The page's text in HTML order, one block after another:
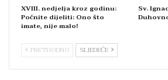
XVIII. nedjelja kroz godinu:
Počnite dijeliti: Ono što
imate, nije malo!
Sv.
PRETHODNO SLJEDEĆE